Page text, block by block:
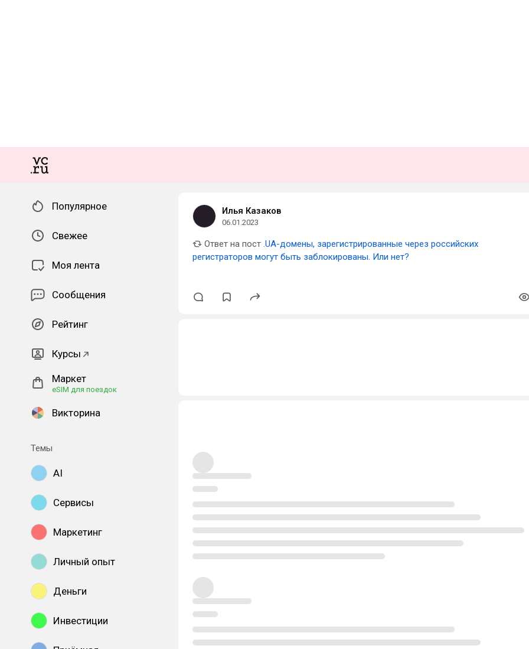
Популярное
Свежее
Моя лента
Сообщения
Рейтинг
Курсы
Маркет
eSIM для поездок
Викторина
Темы
AI
Сервисы
Маркетинг
Личный опыт
Деньги
Инвестиции
Илья Казаков
06.01.2023
Ответ на пост .UA-домены, зарегистрированные через российских
регистраторов могут быть заблокированы. Или нет?